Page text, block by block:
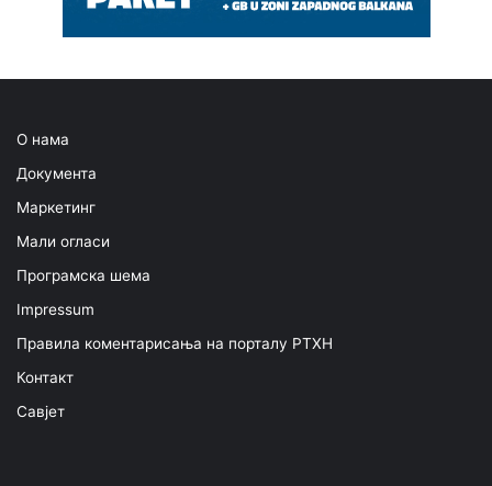
О нама
Документа
Маркетинг
Мали огласи
Програмска шема
Impressum
Правила коментарисања на порталу РТХН
Контакт
Савјет